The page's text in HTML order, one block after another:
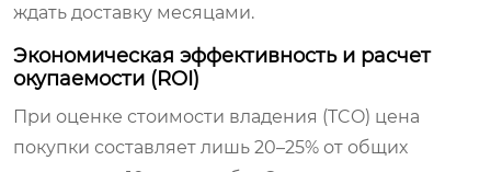
ждать доставку месяцами.
Экономическая эффективность и расчет
окупаемости (ROI)
При оценке стоимости владения (TCO) цена
покупки составляет лишь 20–25% от общих